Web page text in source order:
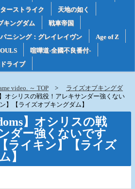
ーストライク
天地の如く
キングダム
戦車帝国
パニシング：グレイレイヴン
Age of Z
喧嘩道-全國不良番付-
ライブ
video. ～ TOP
ライズオブキングダ
】オシリスの戦役！アレキサンダー強くない
】【ライズオブキングダム】
】オシリスの戦
ダー強くないです
ライキン】【ライズ
】